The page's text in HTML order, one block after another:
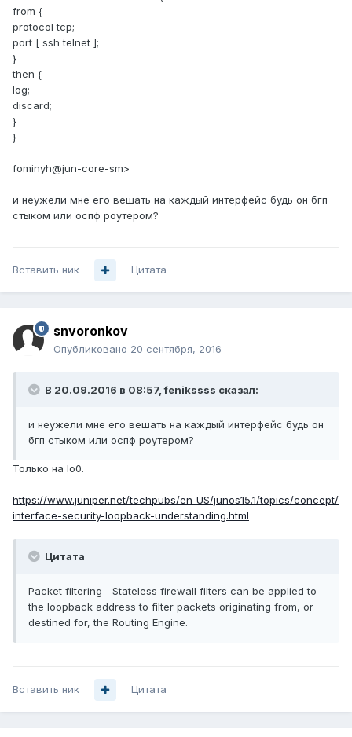
from {
protocol tcp;
port [ ssh telnet ];
}
then {
log;
discard;
}
}
fominyh@jun-core-sm>
и неужели мне его вешать на каждый интерфейс будь он бгп
стыком или оспф роутером?
Вставить ник Цитата
snvoronkov
Опубликовано 20 сентября, 2016
В 20.09.2016 в 08:57, fenikssss сказал:
и неужели мне его вешать на каждый интерфейс будь он
бгп стыком или оспф роутером?
Только на lo0.
https://www.juniper.net/techpubs/en_US/junos15.1/topics/concept/
interface-security-loopback-understanding.html
Цитата
Packet filtering—Stateless firewall filters can be applied to
the loopback address to filter packets originating from, or
destined for, the Routing Engine.
Вставить ник Цитата